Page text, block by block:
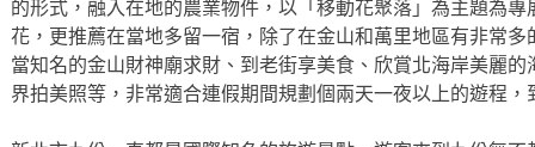
的形式，融入在地的農業物件，以「移動花聚落」為主題為
花，更推薦在當地多留一宿，除了在金山和萬里地區有非常
當知名的金山財神廟求財、到老街享美食、欣賞北海岸美麗
界拍美照等，非常適合連假期間規劃個兩天一夜以上的遊程